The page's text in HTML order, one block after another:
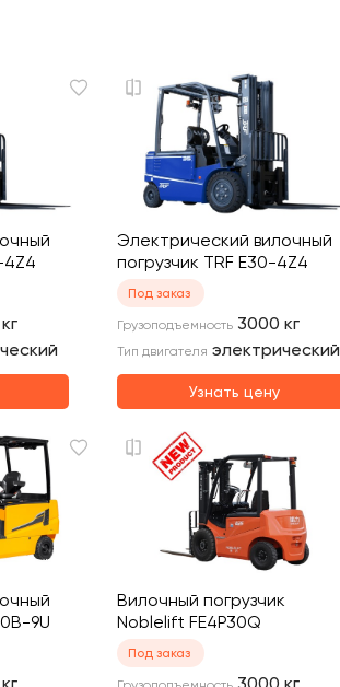
4Z4
кг
Электрический вилочный
погрузчик TRF E30-4Z4
Под заказ
Грузоподъемность 3000 кг
Тип двигателя электрический
Узнать цену
9U
Вилочный погрузчик
Noblelift FE4P30Q
Под заказ